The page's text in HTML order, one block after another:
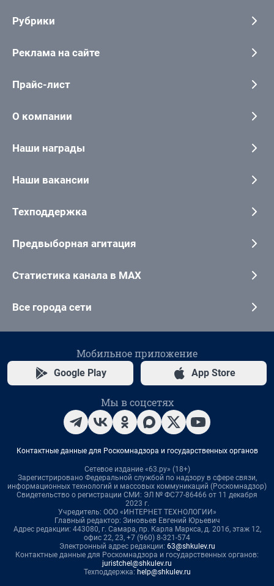
Рубрики
Реклама на сайте
Прайс-лист
О компании
Наши награды
Наши вакансии
Техподдержка
Предвыборная агитация
Статистика канала в MAX
Все города сети
Мобильное приложение
Google Play App Store
Мы в соцсетях
Контактные данные для Роскомнадзора и государственных органов
Сетевое издание «63.ру» (18+)
Зарегистрировано Федеральной службой по надзору в сфере связи,
информационных технологий и массовых коммуникаций (Роскомнадзор)
Свидетельство о регистрации СМИ: ЭЛ № ФС77-86466 от 11 декабря
2023 г.
Учредитель: ООО «ИНТЕРНЕТ ТЕХНОЛОГИИ»
Главный редактор: Зиновьев Евгений Юрьевич
Адрес редакции: 443080, г. Самара, пр. Карла Маркса, д. 201б, этаж 12,
офис 22, 23, +7 (960) 8-321-574
Электронный адрес редакции: 63@shkulev.ru
Контактные данные для Роскомнадзора и государственных органов:
juristchel@shkulev.ru
Техподдержка: help@shkulev.ru